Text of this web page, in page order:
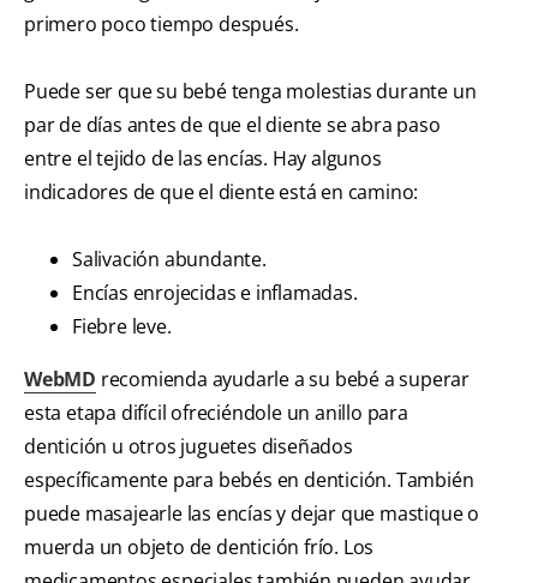
primero poco tiempo después.
Puede ser que su bebé tenga molestias durante un
par de días antes de que el diente se abra paso
entre el tejido de las encías. Hay algunos
indicadores de que el diente está en camino:
Salivación abundante.
Encías enrojecidas e inflamadas.
Fiebre leve.
WebMD recomienda ayudarle a su bebé a superar
esta etapa difícil ofreciéndole un anillo para
dentición u otros juguetes diseñados
específicamente para bebés en dentición. También
puede masajearle las encías y dejar que mastique o
muerda un objeto de dentición frío. Los